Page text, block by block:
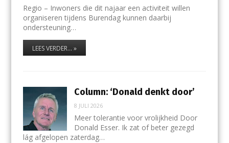
Regio – Inwoners die dit najaar een activiteit willen
organiseren tijdens Burendag kunnen daarbij
ondersteuning…
LEES VERDER... »
Column: ‘Donald denkt door’
8 JULI 2026
Meer tolerantie voor vrolijkheid Door
Donald Esser. Ik zat of beter gezegd
lág afgelopen zaterdag…